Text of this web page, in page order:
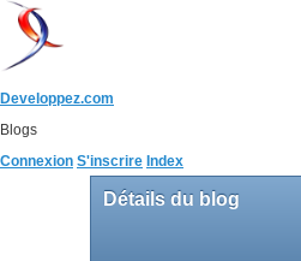
Developpez.com
Blogs
Connexion S'inscrire Index
Détails du blog